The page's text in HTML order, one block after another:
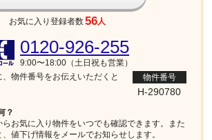
お気に入り登録者数56 人
？
らお気に入り物件をいつでも確認できます。また
、値下げ情報をメールでお知らせします。
0120-926-255
9:00〜18:00（土日祝も営業）
、物件番号をお伝えいただくと
物件番号
H-290780